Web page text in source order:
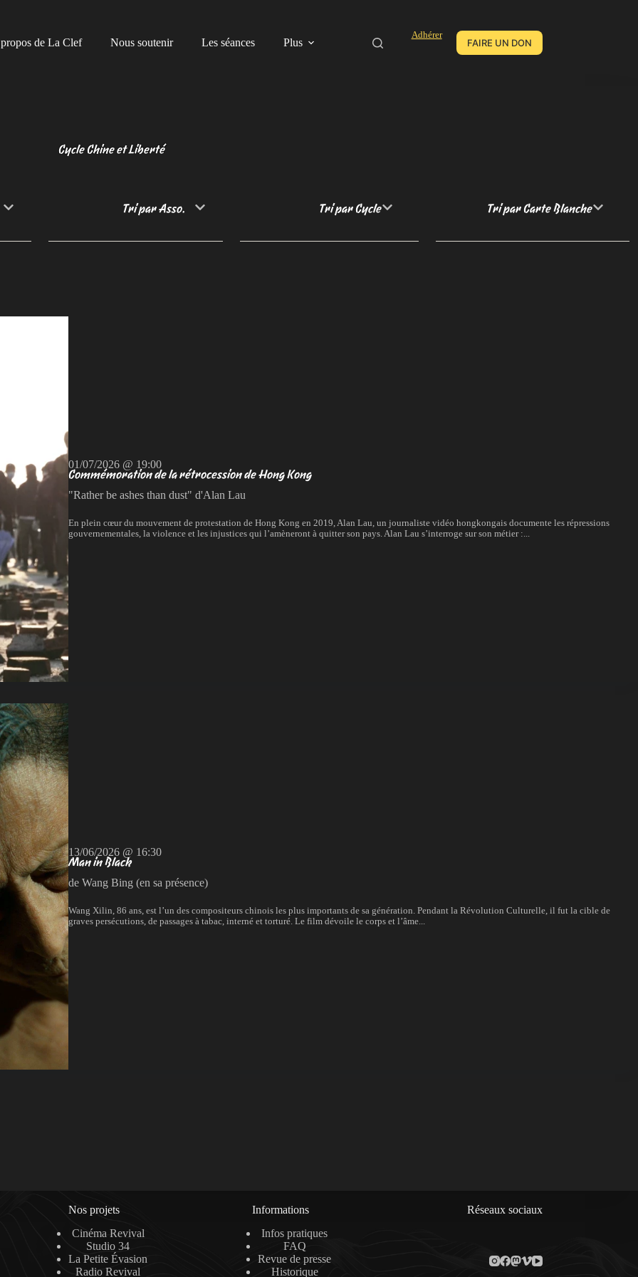
de La Clef
Nous soutenir Les séances Plus
Adhérer
FAIRE UN DON
Cycle Chine et Liberté
Tri par Asso. Tri par Cycle Tri par Carte Blanche
01/07/2026 @ 19:00
Commémoration de la rétrocession de Hong Kong
"Rather be ashes than dust" d'Alan Lau
En plein cœur du mouvement de protestation de Hong Kong en 2019, Alan Lau, un journaliste vidéo hongkongais documente les répressions
gouvernementales, la violence et les injustices qui l’amèneront à quitter son pays. Alan Lau s’interroge sur son métier :...
13/06/2026 @ 16:30
Man in Black
de Wang Bing (en sa présence)
Wang Xilin, 86 ans, est l’un des compositeurs chinois les plus importants de sa génération. Pendant la Révolution Culturelle, il fut la cible de
graves persécutions, de passages à tabac, interné et torturé. Le film dévoile le corps et l’âme...
Nos projets
Cinéma Revival
Studio 34
La Petite Évasion
Radio Revival
Informations
Infos pratiques
FAQ
Revue de presse
Historique
Réseaux sociaux